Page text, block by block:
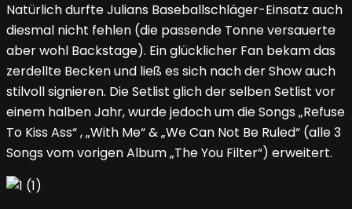
Natürlich durfte Julians Baseballschläger-Einsatz auch
diesmal nicht fehlen (die passende Tonne versauerte
aber wohl Backstage). Ein glücklicher Fan bekam das
zerdellte Becken und ließ es sich nach der Show auch
stilvoll signieren. Die Setlist glich der selben Setlist vor
einem halben Jahr, wurde jedoch um die Songs „Refuse
To Kiss Ass“ , „With Me“ & „We Can Not Be Ruled“ (alle 3
Songs vom vorigen Album „The You Filter“) erweitert.